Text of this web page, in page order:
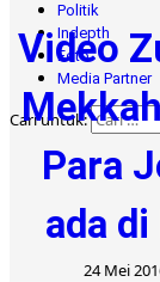
Politik
Indepth
Foto
Media Partner
Cari untuk:
Video
Para
ada
24 Mei